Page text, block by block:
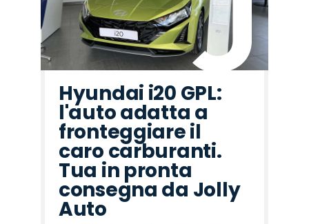
Hyundai i20 GPL:
l'auto adatta a
fronteggiare il
caro carburanti.
Tua in pronta
consegna da Jolly
Auto